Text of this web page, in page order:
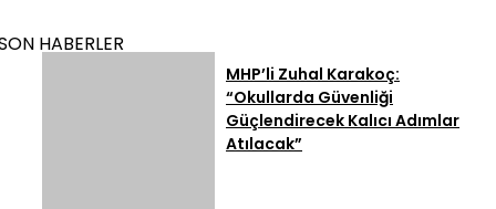
HABERLER
MHP’li Zuhal Karakoç:
“Okullarda Güvenliği
Güçlendirecek Kalıcı Adımlar
Atılacak”